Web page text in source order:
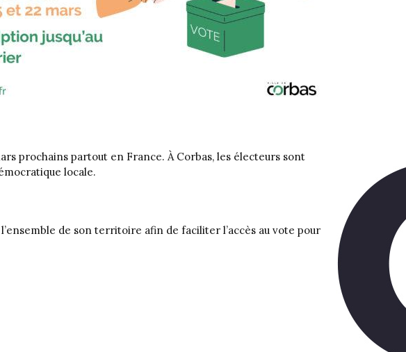
prochains partout en France. À Corbas, les électeurs sont
locale.
de son territoire afin de faciliter l’accès au vote pour